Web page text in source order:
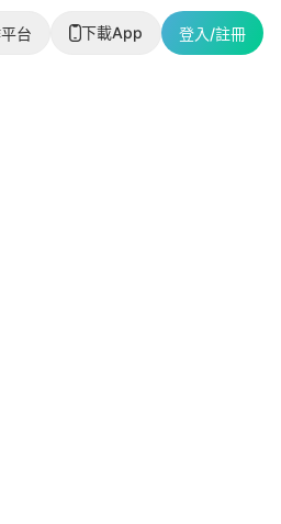
台 下載App 登入/註冊